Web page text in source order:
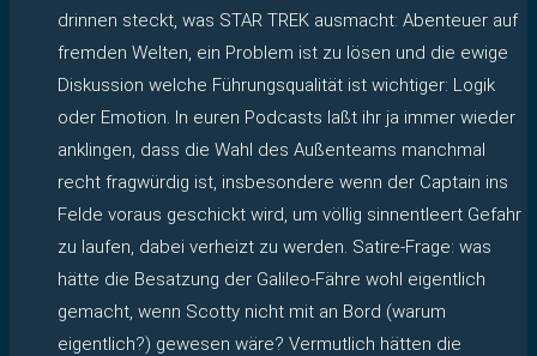
drinnen steckt, was STAR TREK ausmacht: Abenteuer auf
fremden Welten, ein Problem ist zu lösen und die ewige
Diskussion welche Führungsqualität ist wichtiger: Logik
oder Emotion. In euren Podcasts laßt ihr ja immer wieder
anklingen, dass die Wahl des Außenteams manchmal
recht fragwürdig ist, insbesondere wenn der Captain ins
Felde voraus geschickt wird, um völlig sinnentleert Gefahr
zu laufen, dabei verheizt zu werden. Satire-Frage: was
hätte die Besatzung der Galileo-Fähre wohl eigentlich
gemacht, wenn Scotty nicht mit an Bord (warum
eigentlich?) gewesen wäre? Vermutlich hätten die